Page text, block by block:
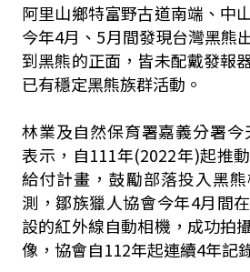
阿里山鄉特富野古道南端、中
今年4月、5月間發現台灣黑熊
到黑熊的正面，皆未配戴發報
已有穩定黑熊族群活動。
林業及自然保育署嘉義分署
表示，自111年(2022年)起推
給付計畫，鼓勵部落投入黑
測，鄒族獵人協會今年4月間
設的紅外線自動相機，成功拍
像，協會自112年起連續4年記